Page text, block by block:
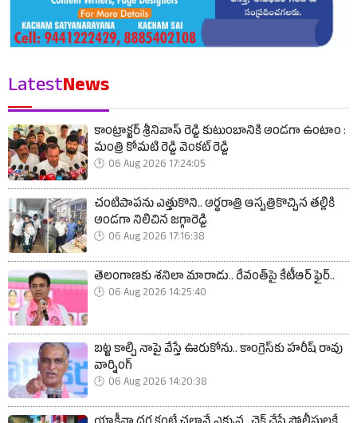
LatestNews
కాంట్రాక్టర్ శ్రీనివాస్ రెడ్డి కుటుంబానికి అండగా ఉంటాం :
మంత్రి కోమటి రెడ్డి వెంకట్ రెడ్డి
06 Aug 2026 17:24:05
చంటిపాపను ఎత్తుకొని.. అర్ధరాత్రి ఆస్పత్రికొచ్చిన తల్లికి
అండగా నిలిచిన జగ్గారెడ్డి
06 Aug 2026 17:16:38
తెలంగాణకు శనిలా మారాడు.. రేవంత్‌పై కేటీఆర్ ఫైర్..
06 Aug 2026 14:25:40
బట్ట కాల్చి నాపై వేస్తే ఊరుకోను.. కాంగ్రెస్‌కు హరీష్ రావు
వార్నింగ్
06 Aug 2026 14:20:38